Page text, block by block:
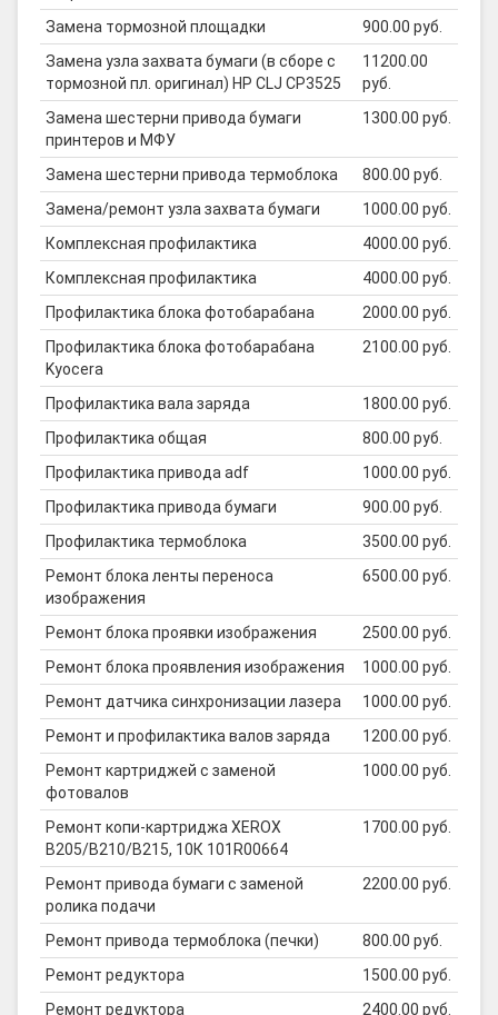
Замена тормозной площадки
900.00 руб.
Замена узла захвата бумаги (в сборе с
тормозной пл. оригинал) HP CLJ CP3525
11200.00
руб.
Замена шестерни привода бумаги
принтеров и МФУ
1300.00 руб.
Замена шестерни привода термоблока
800.00 руб.
Замена/ремонт узла захвата бумаги
1000.00 руб.
Комплексная профилактика
4000.00 руб.
Комплексная профилактика
4000.00 руб.
Профилактика блока фотобарабана
2000.00 руб.
Профилактика блока фотобарабана
Kyocera
2100.00 руб.
Профилактика вала заряда
1800.00 руб.
Профилактика общая
800.00 руб.
Профилактика привода adf
1000.00 руб.
Профилактика привода бумаги
900.00 руб.
Профилактика термоблока
3500.00 руб.
Ремонт блока ленты переноса
изображения
6500.00 руб.
Ремонт блока проявки изображения
2500.00 руб.
Ремонт блока проявления изображения
1000.00 руб.
Ремонт датчика синхронизации лазера
1000.00 руб.
Ремонт и профилактика валов заряда
1200.00 руб.
Ремонт картриджей с заменой
фотовалов
1000.00 руб.
Ремонт копи-картриджа XEROX
B205/B210/B215, 10К 101R00664
1700.00 руб.
Ремонт привода бумаги с заменой
ролика подачи
2200.00 руб.
Ремонт привода термоблока (печки)
800.00 руб.
Ремонт редуктора
1500.00 руб.
Ремонт редуктора
2400.00 руб.